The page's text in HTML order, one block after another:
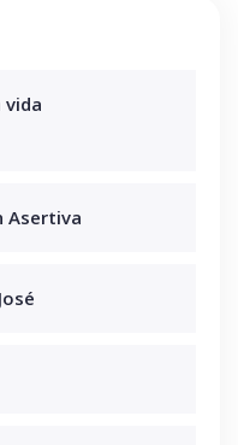
vida
Asertiva